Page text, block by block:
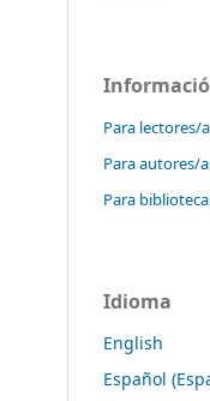
Para lectores/
Para autores/
Para
Idioma
English
Español